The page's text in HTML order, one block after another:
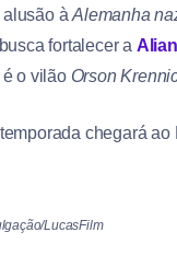
alusão àAlemanha
busca fortalecer a
o vilão Orson
chegará ao
LucasFilm